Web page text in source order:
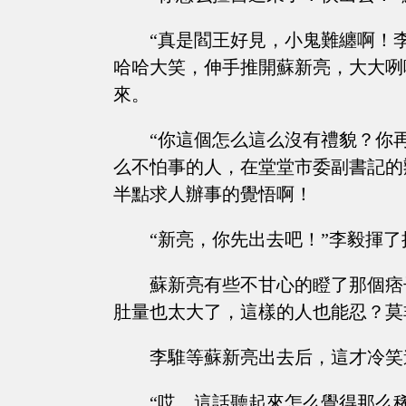
“真是閻王好見，小鬼難纏啊！
哈哈大笑，伸手推開蘇新亮，大大
來。
“你這個怎么這么沒有禮貌？你
么不怕事的人，在堂堂市委副書記
半點求人辦事的覺悟啊！
“新亮，你先出去吧！”李毅揮
蘇新亮有些不甘心的瞪了那個
肚量也太大了，這樣的人也能忍？
李騅等蘇新亮出去后，這才冷